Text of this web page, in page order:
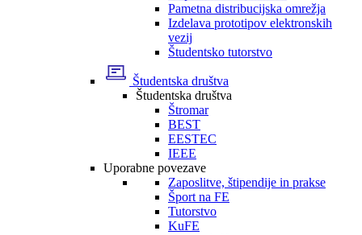
Pametna distribucijska omrežja
Izdelava prototipov elektronskih
vezij
Študentsko tutorstvo
Študentska društva
Študentska društva
Štromar
BEST
EESTEC
IEEE
Uporabne povezave
Zaposlitve, štipendije in prakse
Šport na FE
Tutorstvo
KuFE